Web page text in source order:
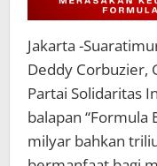
Jakarta -
Deddy Corbuzier,
Partai Solidaritas
balapan “Formula
milyar bahkan